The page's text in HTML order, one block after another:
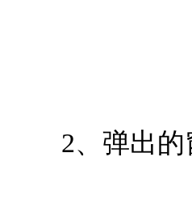
2、弹出的窗